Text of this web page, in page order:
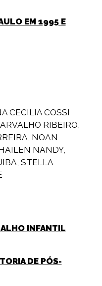
EM 1995 E
CECILIA COSSI
RIBEIRO,
, NOAN
NANDY,
, STELLA
INFANTIL
DE PÓS-